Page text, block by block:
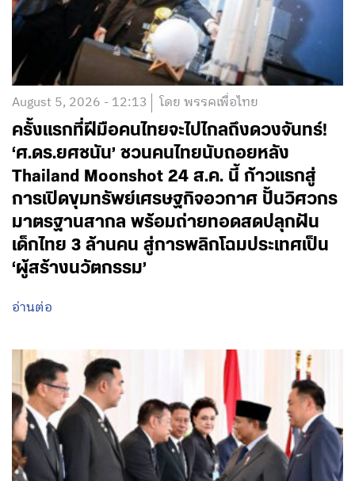
August 5, 2026 - 12:13 โดย พรรคเพื่อไทย
ครั้งแรกที่ฝีมือคนไทยจะไปไกลถึงดวงจันทร์!
‘ศ.ดร.ยศชนัน’ ชวนคนไทยนับถอยหลัง
Thailand Moonshot 24 ส.ค. นี้ ก้าวแรกสู่
การเปิดขุมทรัพย์เศรษฐกิจอวกาศ ปั้นวิศวกร
มาตรฐานสากล พร้อมถ่ายทอดสดปลุกฝัน
เด็กไทย 3 ล้านคน สู่การพลิกโฉมประเทศเป็น
‘ผู้สร้างนวัตกรรม’
อ่านต่อ